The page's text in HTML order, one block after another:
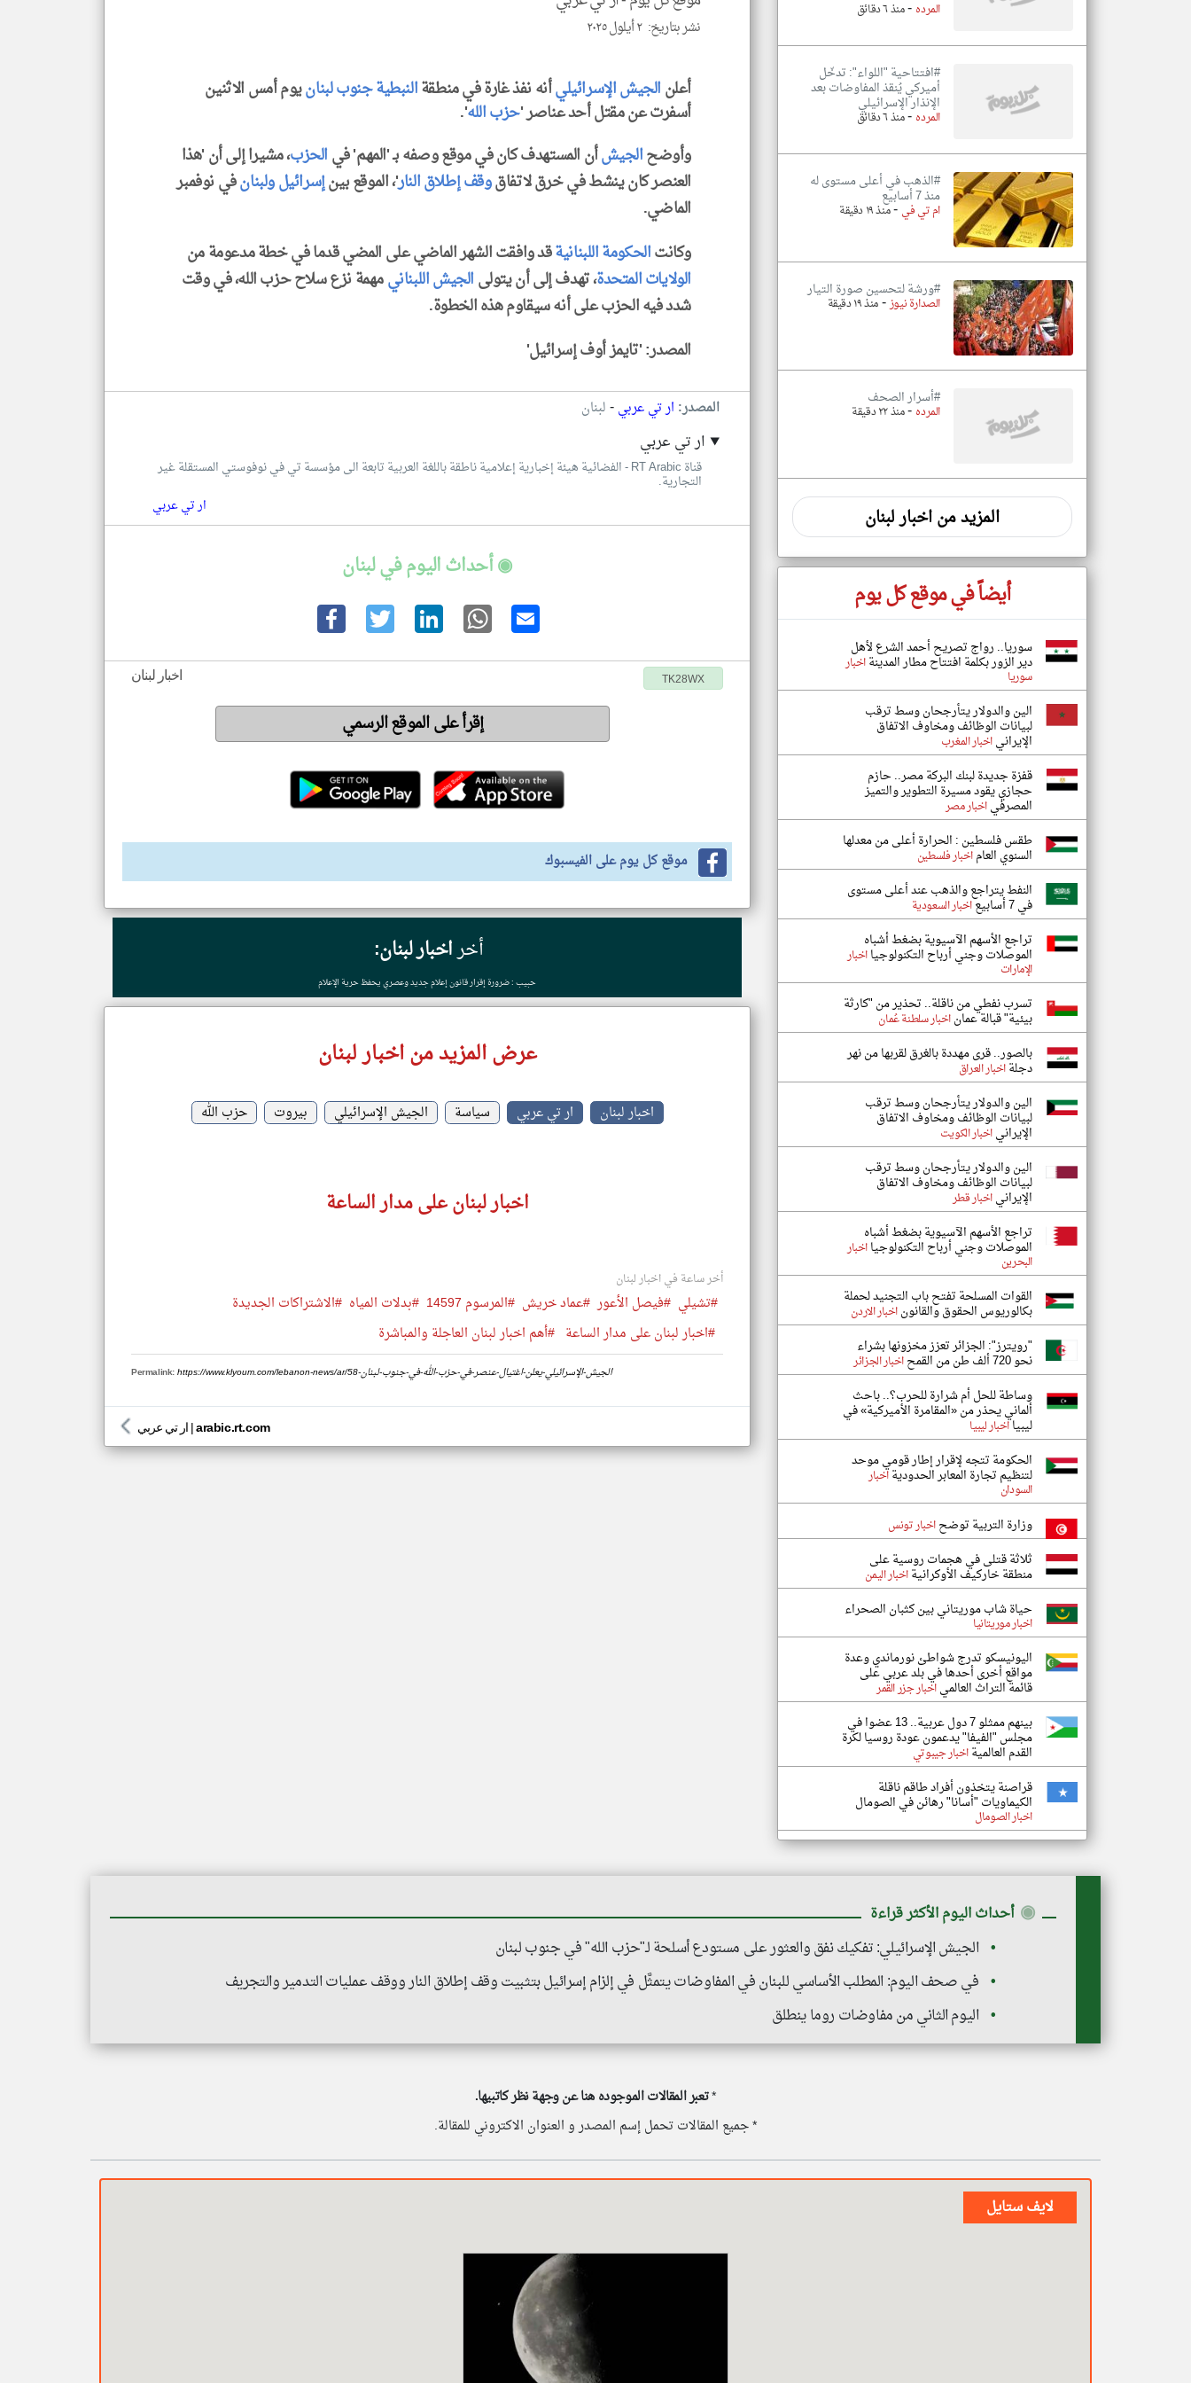
نشر بتاريخ: ٢ أيلول ٢٠٢٥
أعلنالجيش الإسرائيليأنه نفذ غارة في منطقةالنبطيةجنوبلبنانيوم أمس الاثنين
أسفرت عن مقتل أحد عناصر 'حزب الله'.
وأوضحالجيشأن المستهدف كان في موقع وصفه بـ 'المهم' فيالحزب، مشيرا إلى أن 'هذا
العنصر كان ينشط في خرق لاتفاقوقف إطلاق النار'، الموقع بينإسرائيلولبنانفي نوفمبر
الماضي.
وكانتالحكومة اللبنانيةقد وافقت الشهر الماضي على المضي قدما في خطة مدعومة من
الولايات المتحدة، تهدف إلى أن يتولىالجيش اللبنانيمهمة نزع سلاح حزب الله، في وقت
شدد فيه الحزب على أنه سيقاوم هذه الخطوة.
المصدر: 'تايمز أوف إسرائيل'
المصدر: ار تي عربي-لبنان
ار تي عربي
قناة RT Arabic - الفضائية هيئة إخبارية إعلامية ناطقة باللغة العربية تابعة الى مؤسسة تي في نوفوستي المستقلة غير
التجارية.
ار تي عربي
◉ أحداث اليوم في لبنان
اخبار لبنان TK28WX
إقرأ على الموقع الرسمي
موقع كل يوم على الفيسبوك
أخراخبار لبنان:
حبيب : ضرورة إقرار قانون إعلام جديد وعصري يحفظ حرية الإعلام
عرض المزيد من اخبار لبنان
اخبار لبنان ار تي عربي سياسة الجيش الإسرائيلي بيروت حزب الله
اخبار لبنان على مدار الساعة
أخر ساعة في اخبار لبنان
#تشيلي #فيصل الأعور #عماد خريش #المرسوم 14597 #بدلات المياه #الاشتراكات الجديدة
#اخبار لبنان على مدار الساعة #أهم اخبار لبنان العاجلة والمباشرة
Permalink: https://www.klyoum.com/lebanon-news/ar/58-الجيش-الإسرائيلي-يعلن-اغتيال-عنصر-في-حزب-الله-في-جنوب-لبنان
ار تي عربي |arabic.rt.com
المرده -منذ ٦ دقائق
#افتتاحية "اللواء": تدخّل
أميركي يُنقذ المفاوضات بعد
الإنذار الإسرائيلي
المرده-منذ ٦ دقائق
#الذهب في أعلى مستوى له
منذ 7 أسابيع
ام تي في -منذ ١٩ دقيقة
#ورشة لتحسين صورة التيار
الصدارة نيوز-منذ ١٩ دقيقة
#أسرار الصحف
المرده -منذ ٢٢ دقيقة
المزيد من اخبار لبنان
أيضاً في موقع كل يوم
سوريا.. رواج تصريح أحمد الشرع لأهل
دير الزور بكلمة افتتاح مطار المدينةاخبار
سوريا
الين والدولار يتأرجحان وسط ترقب
لبيانات الوظائف ومخاوف الاتفاق
الإيرانياخبار المغرب
قفزة جديدة لبنك البركة مصر.. حازم
حجازي يقود مسيرة التطوير والتميز
المصرفياخبار مصر
طقس فلسطين : الحرارة أعلى من معدلها
السنوي العاماخبار فلسطين
النفط يتراجع والذهب عند أعلى مستوى
في 7 أسابيع اخبار السعودية
تراجع الأسهم الآسيوية بضغط أشباه
الموصلات وجني أرباح التكنولوجيااخبار
الإمارات
تسرب نفطي من ناقلة.. تحذير من "كارثة
بيئية" قبالة عماناخبار سلطنة عُمان
بالصور.. قرى مهددة بالغرق لقربها من نهر
دجلةاخبار العراق
الين والدولار يتأرجحان وسط ترقب
لبيانات الوظائف ومخاوف الاتفاق
الإيرانياخبار الكويت
الين والدولار يتأرجحان وسط ترقب
لبيانات الوظائف ومخاوف الاتفاق
الإيرانياخبار قطر
تراجع الأسهم الآسيوية بضغط أشباه
الموصلات وجني أرباح التكنولوجيااخبار
البحرين
القوات المسلحة تفتح باب التجنيد لحملة
بكالوريوس الحقوق والقانوناخبار الاردن
"رويترز": الجزائر تعزز مخزونها بشراء
نحو 720 ألف طن من القمح اخبار الجزائر
وساطة للحل أم شرارة للحرب؟.. باحث
ألماني يحذر من «المقامرة الأميركية» في
ليبيااخبار ليبيا
الحكومة تتجه لإقرار إطار قومي موحد
لتنظيم تجارة المعابر الحدوديةاخبار
السودان
وزارة التربية توضحاخبار تونس
ثلاثة قتلى في هجمات روسية على
منطقة خاركيف الأوكرانيةاخبار اليمن
حياة شاب موريتاني بين كثبان الصحراء
اخبار موريتانيا
اليونيسكو تدرج شواطئ نورماندي وعدة
مواقع أخرى أحدها في بلد عربي على
قائمة التراث العالمياخبار جزر القمر
بينهم ممثلو 7 دول عربية.. 13 عضوا في
مجلس "الفيفا" يدعمون عودة روسيا لكرة
القدم العالميةاخبار جيبوتي
قراصنة يتخذون أفراد طاقم ناقلة
الكيماويات "أسانا" رهائن في الصومال
اخبار الصومال
◉ أحداث اليوم الأكثر قراءة
الجيش الإسرائيلي: تفكيك نفق والعثور على مستودع أسلحة لـ"حزب الله" في جنوب لبنان
في صحف اليوم: المطلب الأساسي للبنان في المفاوضات يتمثَّل في إلزام إسرائيل بتثبيت وقف إطلاق النار ووقف عمليات التدمير والتجريف
اليوم الثاني من مفاوضات روما ينطلق
*تعبر المقالات الموجوده هنا عن وجهة نظر كاتبيها.
* جميع المقالات تحمل إسم المصدر و العنوان الاكتروني للمقالة.
لايف ستايل
klyoum.com